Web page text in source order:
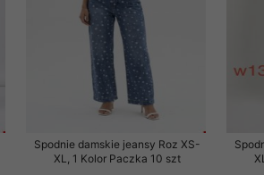
Spodnie damskie jeansy Roz XS-
XL, 1 Kolor Paczka 10 szt